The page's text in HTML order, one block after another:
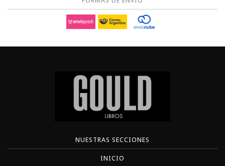
NUESTRAS SECCIONES
INICIO